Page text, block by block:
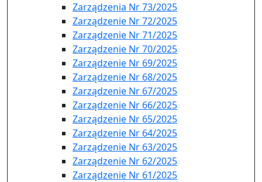
Zarządzenia Nr 73/2025
Zarządzenie Nr 72/2025
Zarządzenie Nr 71/2025
Zarządzenie Nr 70/2025
Zarządzenie Nr 69/2025
Zarządzenie Nr 68/2025
Zarządzenie Nr 67/2025
Zarządzenie Nr 66/2025
Zarządzenie Nr 65/2025
Zarządzenie Nr 64/2025
Zarządzenie Nr 63/2025
Zarządzenie Nr 62/2025
Zarządzenie Nr 61/2025